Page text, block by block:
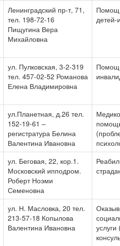
Ленинградский пр-т, 71,
тел. 198-72-16
Пищугина Вера
Михайловна
детей-
ул. Пулковская, 3-2-319
тел. 457-02-52 Романова
Елена Владимировна
ул.Планетная, д.26 тел.
152-19-61 –
регистратура Белина
Валентина Ивановна
ул. Беговая, 22, кор.1.
Московский ипподром.
Роберт Ноэми
Семеновна
ул. Н. Масловка, 20 тел.
213-57-18 Копылова
Валентина Ивановна
услуги